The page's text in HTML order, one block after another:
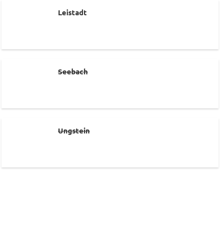
Leistadt
Seebach
Ungstein